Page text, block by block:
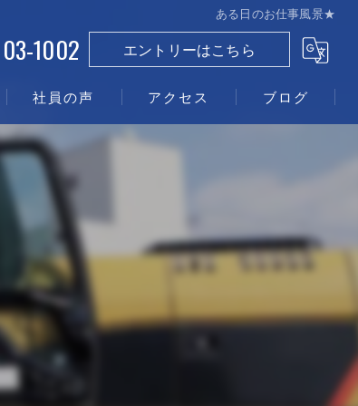
ある日のお仕事風景★
1002 エントリーはこちら
社員の声 アクセス ブログ